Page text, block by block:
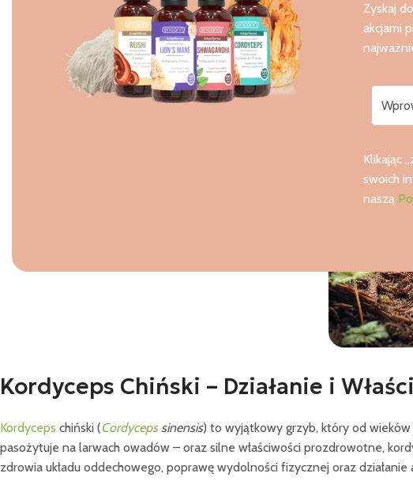
Zyskaj
akcjami
Klikając
swoich
naszą
Kordyceps Chiński – Działanie i
Kordyceps chiński (Cordycepssinensis) to wyjątkowy grzyb, który od
pasożytuje na larwach owadów – oraz silne właściwości prozdrowotne,
zdrowia układu oddechowego, poprawę wydolności fizycznej oraz